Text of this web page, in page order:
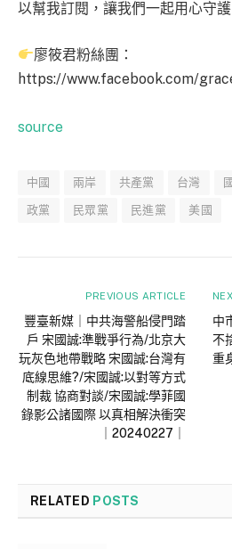
以幫我訂閱，讓我們一起用心守護
廖筱君粉絲團：
https://www.facebook.com/
source
中國 兩岸 共產黨 台灣
政黨 民眾黨 民進黨 美國
PREVIOUS ARTICLE
豐臺新媒｜中共海警船侵門踏
戶 宋國誠:準戰爭行為/北京大
玩灰色地帶戰略 宋國誠:台灣有
底線思維?/宋國誠:以對等方式
制裁 協商對談/宋國誠:學菲國
錄影公諸國際 以真相解決衝突
｜20240227｜
中
不
重
RELATED POSTS